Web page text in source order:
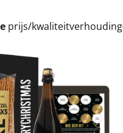
prijs/kwaliteitverhouding